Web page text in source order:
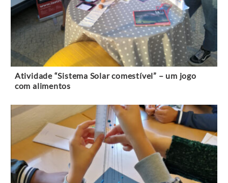
Atividade “Sistema Solar comestível” – um jogo
com alimentos